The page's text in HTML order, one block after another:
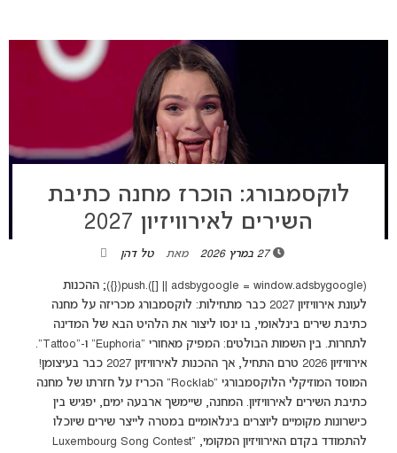
לוקסמבורג: הוכרז מחנה כתיבת
השירים לאירוויזיון 2027
27 במרץ 2026 מאת טל דהן
(adsbygoogle = window.adsbygoogle || []).push({}); ההכנות
לעונת אירוויזיון 2027 כבר מתחילות: לוקסמבורג מכריזה על מחנה
כתיבת שירים בינלאומי, בו ינסו ליצור את הלהיט הבא של המדינה
לתחרות. בין השמות הבולטים: המפיק מאחורי "Euphoria" ו-"Tattoo".
אירוויזיון 2026 טרם התחיל, אך ההכנות לאירוויזיון 2027 כבר בעיצומן!
המוסד המוזיקלי הלוקסמבורגי "Rocklab" הכריז על חזרתו של מחנה
כתיבת השירים לאירוויזיון. המחנה, שיימשך ארבעה ימים, יפגיש בין
כישרונות מקומיים ליוצרים בינלאומיים במטרה לייצר שירים שיוכלו
להתמודד בקדם האירוויזיון המקומי, "Luxembourg Song Contest